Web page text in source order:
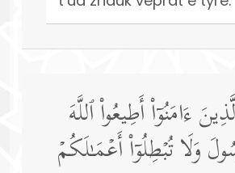
ءَامَنُوۤا۟ أَطِیعُوا۟ ٱللَّهَ
وَلَا تُبۡطِلُوۤا۟ أَعۡمَـٰلَكُمۡ